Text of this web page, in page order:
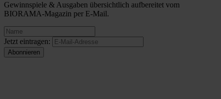
Gewinnspiele & Ausgaben übersichtlich aufbereitet vom
BIORAMA-Magazin per E-Mail.
Jetzt eintragen: